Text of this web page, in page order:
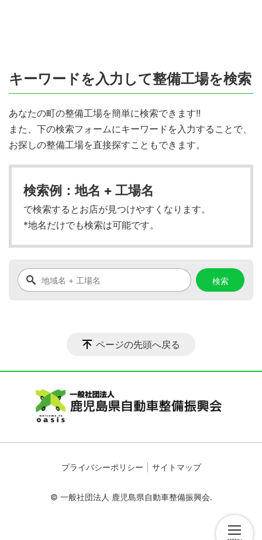
キーワードを入力して整備工場を検索
あなたの町の整備工場を簡単に検索できます!!
また、下の検索フォームにキーワードを入力することで、
お探しの整備工場を直接探すこともできます。
検索例：地名 + 工場名
で検索するとお店が見つけやすくなります。
*地名だけでも検索は可能です。
ページの先頭へ戻る
プライバシーポリシー サイトマップ
© 一般社団法人 鹿児島県自動車整備振興会.